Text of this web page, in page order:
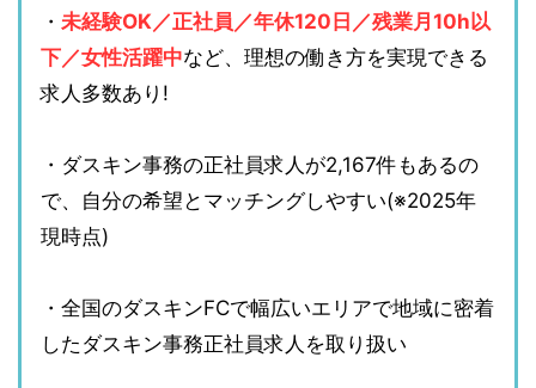
・ 未経験OK／正社員／年休120日／残業月10h以
下／女性活躍中など、理想の働き方を実現できる
求人多数あり!
・ダスキン事務の正社員求人が2,167件もあるの
で、自分の希望とマッチングしやすい(※2025年
現時点)
・全国のダスキンFCで幅広いエリアで地域に密着
したダスキン事務正社員求人を取り扱い